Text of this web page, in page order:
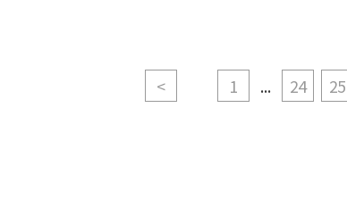
1
< ... 24 25